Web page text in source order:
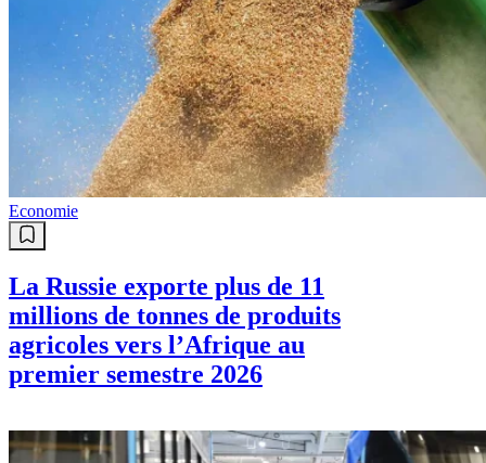
Economie
La Russie exporte plus de 11
millions de tonnes de produits
agricoles vers l’Afrique au
premier semestre 2026